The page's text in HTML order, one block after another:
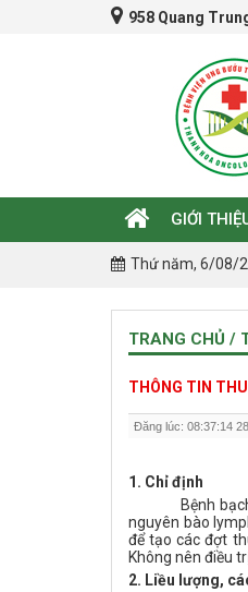
958 Quang
GIỚI
Thứ năm, 6/08/
TRANG CHỦ /
THÔNG TIN
Đăng lúc: 08:37:14
1. Chỉ định
Bệnh
nguyên bào
để tạo các đợt
Không nên điều
2. Liều lượng,